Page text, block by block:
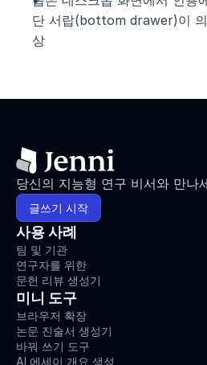
단 서랍(bottom drawer)이
상
당신의 지능형 연구 비서와 만나
글쓰기 시작
사용 사례
팀 및 기관
연구자를 위한
문헌 리뷰 생성기
미니 도구
브라우저 확장
논문 진술서 생성기
바꿔 쓰기 도구
AI 에세이 개요 생성